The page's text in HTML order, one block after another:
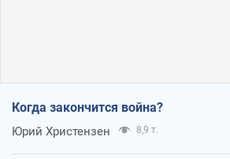
Когда закончится война?
Юрий Христензен 8,9 т.